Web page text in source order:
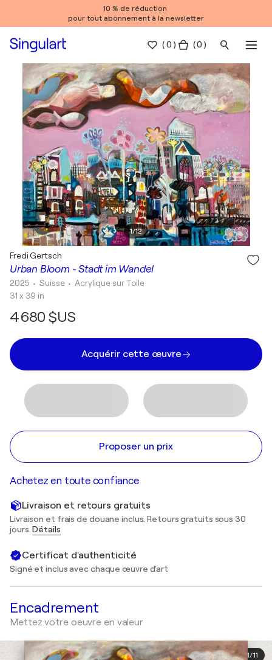
10 % de réduction
pour tout abonnement à la newsletter
(0 ) ( 0 )
1/12
Urban Bloom - Stadt im Wandel
Fredi Gertsch
2025 • Suisse •Acrylique sur Toile
31 x 39 in
4 680 $US
Acquérir cette œuvre
Proposer un prix
Achetez en toute confiance
Livraison et retours gratuits
Livraison et frais de douane inclus. Retours gratuits sous 30
jours.Détails
Certificat d'authenticité
Signé et inclus avec chaque œuvre d'art
Encadrement
Mettez votre oeuvre en valeur
1/11